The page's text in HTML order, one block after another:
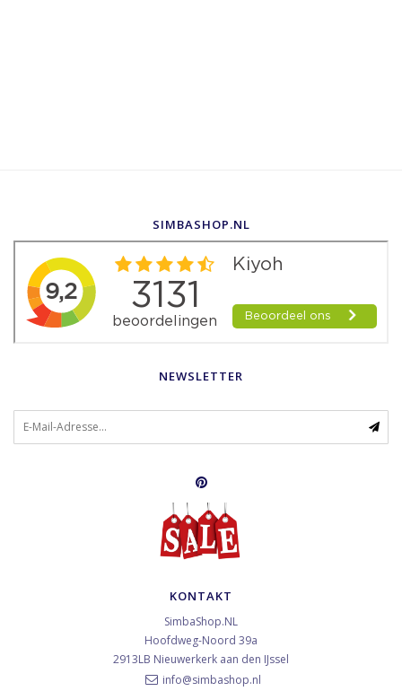
SIMBASHOP.NL
NEWSLETTER
KONTAKT
SimbaShop.NL
Hoofdweg-Noord 39a
2913LB Nieuwerkerk aan den IJssel
info@simbashop.nl